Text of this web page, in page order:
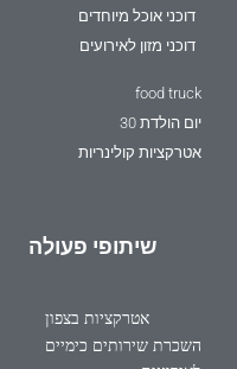
דוכני אוכל מיוחדים
דוכני מזון לאירועים
food truck
יום הולדת 30
אטרקציות קולינריות
שיתופי פעולה
אטרקציות בצפון
השכרת שירותים כימיים